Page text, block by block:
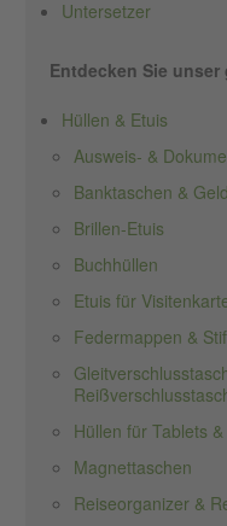
Untersetzer
Entdecken Sie
Hüllen & Etuis
Ausweis- &
Banktaschen &
Brillen-Etuis
Buchhüllen
Etuis für
Federmappen &
Hüllen für Tablets
Magnettaschen
Reiseorganizer &